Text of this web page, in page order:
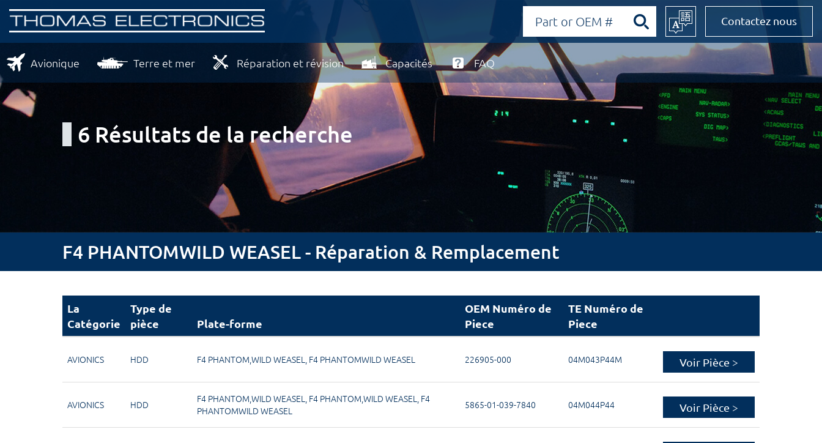
Contactez nous
Avionique Terre et mer Réparation et révision Capacités FAQ
6 Résultats de la recherche
F4 PHANTOMWILD WEASEL - Réparation & Remplacement
La
Catégorie
Type de
pièce
Plate-forme
OEM Numéro de
Piece
TE Numéro de
Piece
AVIONICS HDD F4 PHANTOM,WILD WEASEL, F4 PHANTOMWILD WEASEL 226905-000 04M043P44M Voir Pièce >
AVIONICS HDD F4 PHANTOM,WILD WEASEL, F4 PHANTOM,WILD WEASEL, F4
PHANTOMWILD WEASEL
5865-01-039-7840 04M044P44 Voir Pièce >